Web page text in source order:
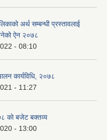
अर्थ सम्बन्धी प्रस्तावलाई
ऐन २०७८
- 08:10
कार्यविधि, २०७८
- 11:27
काे बजेट बक्तव्य
- 13:00